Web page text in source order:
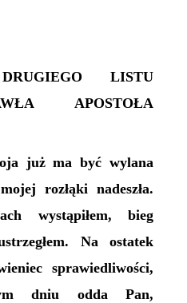
LISTU
APOSTOŁA
już ma być wylana
rozłąki nadeszła.
wystąpiłem, bieg
Na ostatek
sprawiedliwości,
dniu odda Pan,